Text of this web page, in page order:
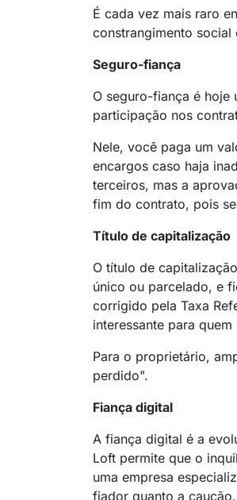
É cada vez mais raro
constrangimento social
Seguro-fiança
O seguro-fiança é hoje
participação nos
Nele, você paga um
encargos caso haja
terceiros, mas a
fim do contrato, pois
Título de capitalização
O título de
único ou parcelado, e
corrigido pela Taxa
interessante para
Para o proprietário,
perdido".
Fiança digital
A fiança digital é a
Loft permite que o
uma empresa
fiador quanto a caução.